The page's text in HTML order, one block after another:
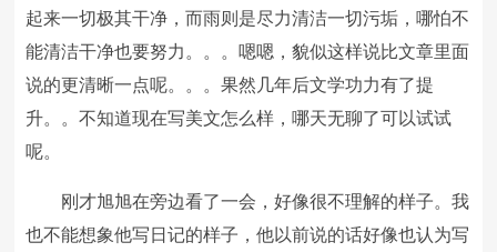
起来一切极其干净，而雨则是尽力清洁一切污垢，哪怕不
能清洁干净也要努力。。。嗯嗯，貌似这样说比文章里面
说的更清晰一点呢。。。果然几年后文学功力有了提
升。。不知道现在写美文怎么样，哪天无聊了可以试试
呢。
刚才旭旭在旁边看了一会，好像很不理解的样子。我
也不能想象他写日记的样子，他以前说的话好像也认为写